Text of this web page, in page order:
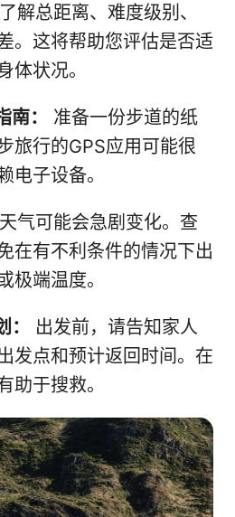
解总距离、难度级别、
。这将帮助您评估是否适
体状况。
：
准备一份步道的纸
旅行的GPS应用可能很
电子设备。
气可能会急剧变化。查
在有不利条件的情况下出
极端温度。
出发前，请告知家人
发点和预计返回时间。在
助于搜救。